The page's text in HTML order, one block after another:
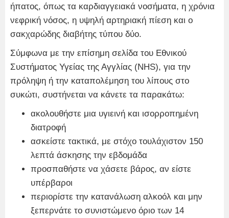
ήπατος, όπως τα καρδιαγγειακά νοσήματα, η χρόνια
νεφρική νόσος, η υψηλή αρτηριακή πίεση και ο
σακχαρώδης διαβήτης τύπου δύο.
Σύμφωνα με την επίσημη σελίδα του Εθνικού
Συστήματος Υγείας της Αγγλίας (NHS), για την
πρόληψη ή την καταπολέμηση του λίπους στο
συκώτι, συστήνεται να κάνετε τα παρακάτω:
ακολουθήστε μια υγιεινή και ισορροπημένη
διατροφή
ασκείστε τακτικά, με στόχο τουλάχιστον 150
λεπτά άσκησης την εβδομάδα
προσπαθήστε να χάσετε βάρος, αν είστε
υπέρβαροι
περιορίστε την κατανάλωση αλκοόλ και μην
ξεπερνάτε το συνιστώμενο όριο των 14